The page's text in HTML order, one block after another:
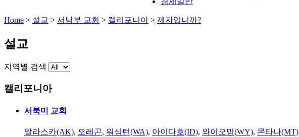
Home > 설교 > 서남부 교회 > 캘리포니아 > 제자입니까?
설교
지역별 검색
캘리포니아
서북미 교회
알라스카(AK), 오레곤, 워싱턴(WA), 아이다호(ID), 와이오밍(WY), 몬타나(MT)